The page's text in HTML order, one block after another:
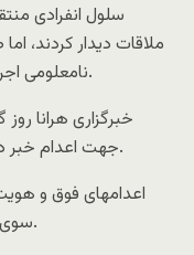
سلول انفرادی
نامعلومی اجرا نشد و ایشان به سلولهای خود بازگشتند.
جهت اعدام خبر داده بود که رقم صحیح آن ۲۳ تن می‌باشد.
اعدامهای فوق و
سوی رسانه‌های رسمی ایران اعلان نشده است.